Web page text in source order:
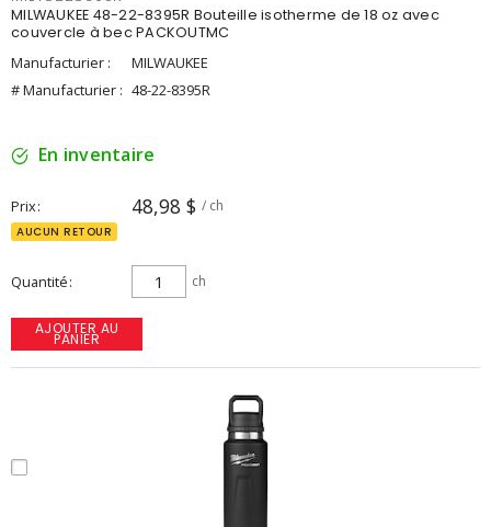
MILWAUKEE 48-22-8395R Bouteille isotherme de 18 oz avec
couvercle à bec PACKOUTMC
Manufacturier :
MILWAUKEE
# Manufacturier : 48-22-8395R
En inventaire
Prix 48,98 $ / ch
AUCUN RETOUR
Quantité ch
AJOUTER AU
PANIER